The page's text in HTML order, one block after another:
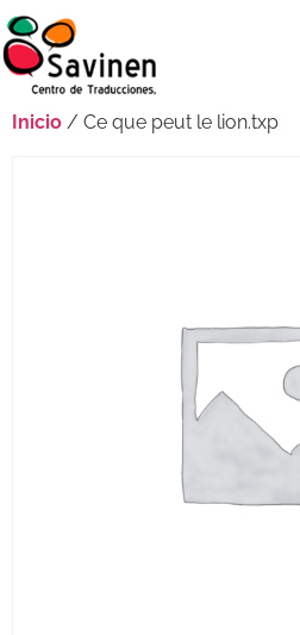
Inicio / Ce que peut le lion.txp